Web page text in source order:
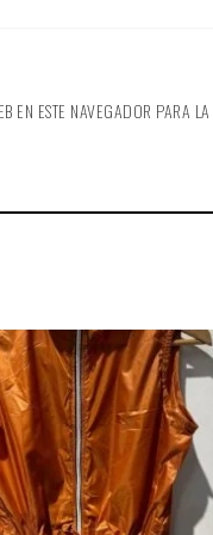
EN ESTE NAVEGADOR PARA